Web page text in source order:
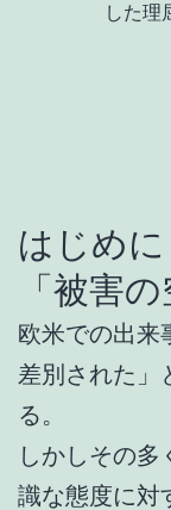
した理
はじめ
「被害の
欧米での出来
差別された」
る。
しかしその多
識な態度に対